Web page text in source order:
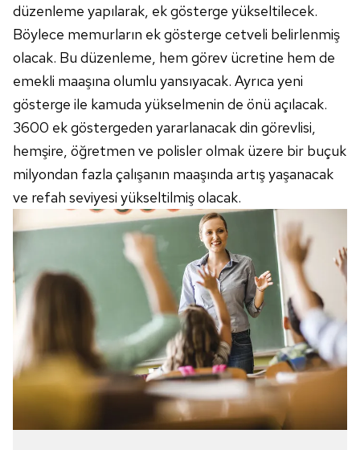
düzenleme yapılarak, ek gösterge yükseltilecek.
Böylece memurların ek gösterge cetveli belirlenmiş
olacak. Bu düzenleme, hem görev ücretine hem de
emekli maaşına olumlu yansıyacak. Ayrıca yeni
gösterge ile kamuda yükselmenin de önü açılacak.
3600 ek göstergeden yararlanacak din görevlisi,
hemşire, öğretmen ve polisler olmak üzere bir buçuk
milyondan fazla çalışanın maaşında artış yaşanacak
ve refah seviyesi yükseltilmiş olacak.